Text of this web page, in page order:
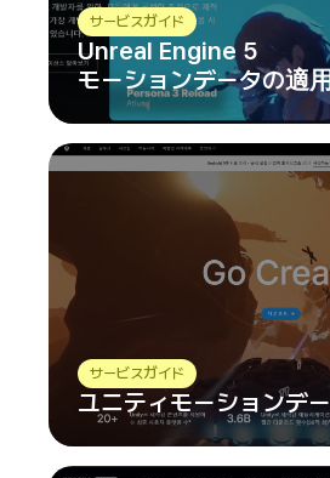
サービスガイド
Unreal Engine 5
モーションデータの適
サービスガイド
ユニティモーションデ